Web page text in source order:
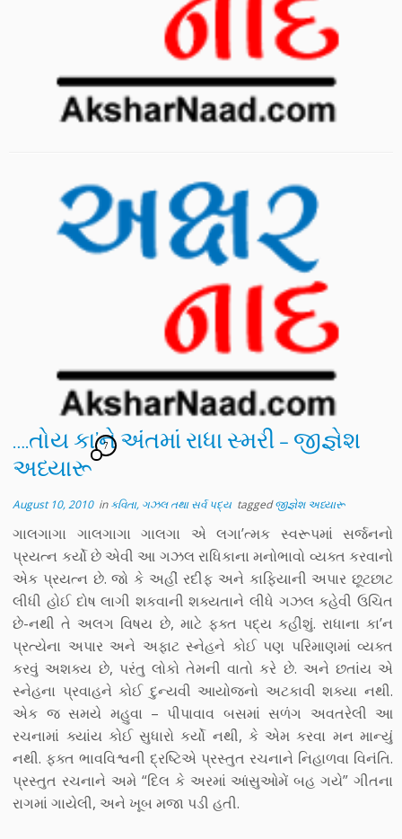
….તોય કા’ને અંતમાં રાધા સ્મરી – જીજ્ઞેશ
અધ્યારૂ
7
August 10, 2010inકવિતા, ગઝલ તથા સર્વ પદ્ય taggedજીજ્ઞેશ અધ્યારૂ
ગાલગાગા ગાલગાગા ગાલગા એ લગા’ત્મક સ્વરૂપમાં સર્જનનો
પ્રયત્ન કર્યો છે એવી આ ગઝલ રાધિકાના મનોભાવો વ્યક્ત કરવાનો
એક પ્રયત્ન છે. જો કે અહીં રદીફ અને કાફિયાની અપાર છૂટછાટ
લીધી હોઈ દોષ લાગી શકવાની શક્યતાને લીધે ગઝલ કહેવી ઉચિત
છે-નથી તે અલગ વિષય છે, માટે ફક્ત પદ્ય કહીશું. રાધાના કા’ન
પ્રત્યેના અપાર અને અફાટ સ્નેહને કોઈ પણ પરિમાણમાં વ્યક્ત
કરવું અશક્ય છે, પરંતુ લોકો તેમની વાતો કરે છે. અને છતાંય એ
સ્નેહના પ્રવાહને કોઈ દુન્યવી આયોજનો અટકાવી શક્યા નથી.
એક જ સમયે મહુવા – પીપાવાવ બસમાં સળંગ અવતરેલી આ
રચનામાં ક્યાંય કોઈ સુધારો કર્યો નથી, કે એમ કરવા મન માન્યું
નથી. ફક્ત ભાવવિશ્વની દ્રષ્ટિએ પ્રસ્તુત રચનાને નિહાળવા વિનંતિ.
પ્રસ્તુત રચનાને અમે “દિલ કે અરમાં આંસુઓમેં બહ ગયે” ગીતના
રાગમાં ગાયેલી, અને ખૂબ મજા પડી હતી.